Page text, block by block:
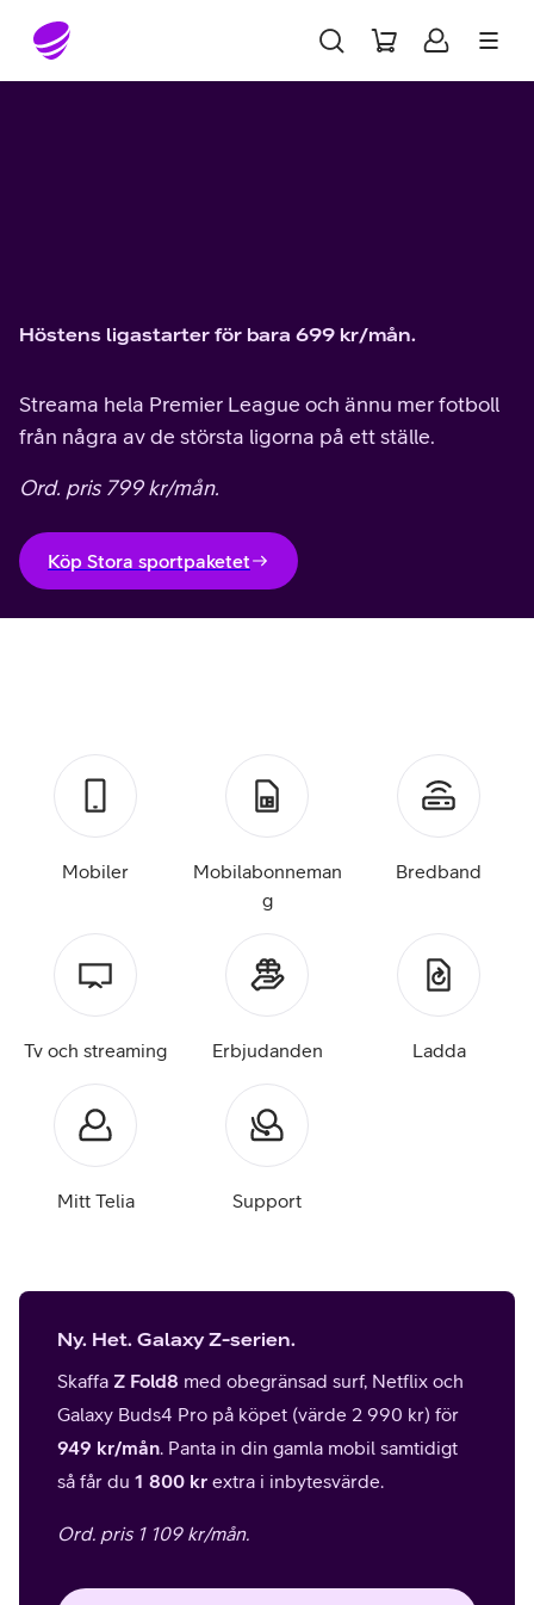
Gå till sidans innehåll
Höstens ligastarter för bara 699 kr/mån.
Streama hela Premier League och ännu mer fotboll
från några av de största ligorna på ett ställe.
Ord. pris 799 kr/mån.
Köp Stora sportpaketet
Mobiler
Mobilabonneman
g
Bredband
Tv och streaming Erbjudanden Ladda
Mitt Telia Support
Ny. Het. Galaxy Z-serien.
Skaffa Z Fold8 med obegränsad surf, Netflix och
Galaxy Buds4 Pro på köpet (värde 2 990 kr) för
949 kr/mån. Panta in din gamla mobil samtidigt
så får du 1 800 kr extra i inbytesvärde.
Ord. pris 1 109 kr/mån.